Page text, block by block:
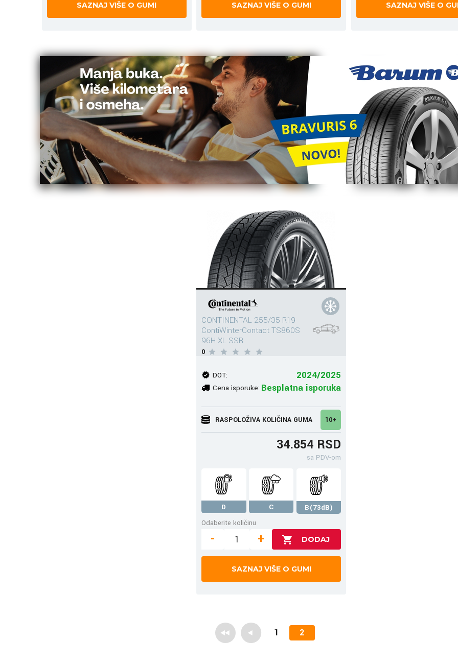
SAZNAJ VIŠE O GUMI SAZNAJ VIŠE O GUMI SAZNAJ VIŠE O
CONTINENTAL 255/35 R19
ContiWinterContact TS860S
96H XL SSR
0
DOT: 2024/2025
Cena isporuke: Besplatna isporuka
RASPOLOŽIVA KOLIČINA GUMA 10+
34.854 RSD
sa PDV-om
D C
B(73dB)
Odaberite količinu
- +
SAZNAJ VIŠE O GUMI
1 2